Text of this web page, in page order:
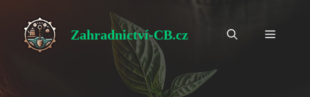
obsah
Zahradnictví-CB.cz Menu